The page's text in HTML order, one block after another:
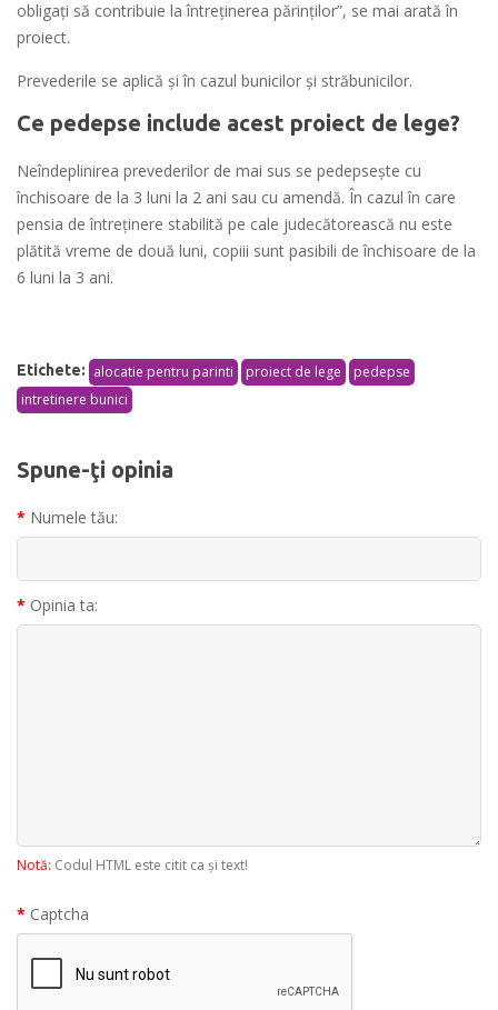
obligați să contribuie la întreținerea părinților”, se mai arată în
proiect.
Prevederile se aplică și în cazul bunicilor și străbunicilor.
Ce pedepse include acest proiect de lege?
Neîndeplinirea prevederilor de mai sus se pedepsește cu
închisoare de la 3 luni la 2 ani sau cu amendă. În cazul în care
pensia de întreținere stabilită pe cale judecătorească nu este
plătită vreme de două luni, copiii sunt pasibili de închisoare de la
6 luni la 3 ani.
Etichete: alocatie pentru parinti proiect de lege
pedepse
intretinere bunici
Spune-ţi opinia
Numele tău:
Opinia ta:
Notă: Codul HTML este citit ca şi text!
Captcha